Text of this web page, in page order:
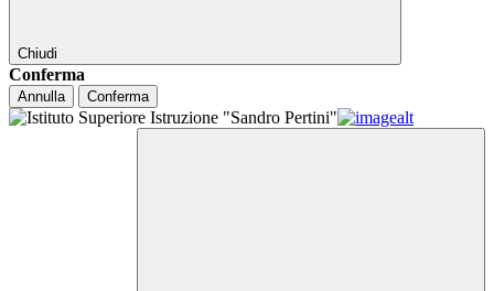
Chiudi
Conferma
Annulla Conferma